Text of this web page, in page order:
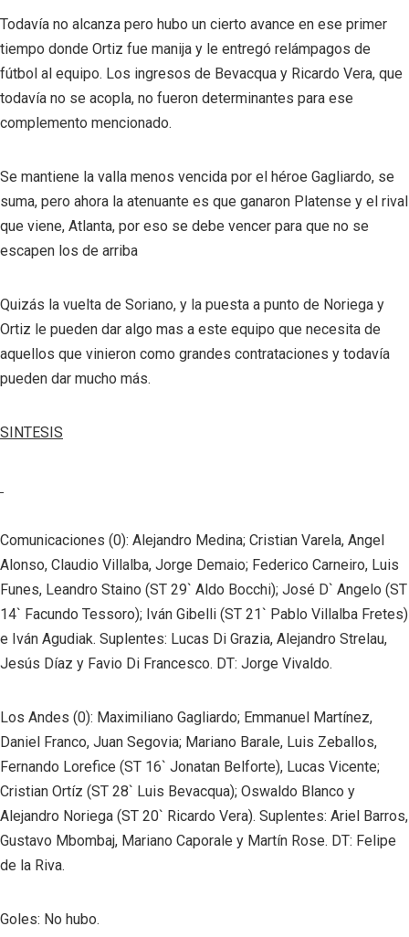
Todavía no alcanza pero hubo un cierto avance en ese primer
tiempo donde Ortiz fue manija y le entregó relámpagos de
fútbol al equipo. Los ingresos de Bevacqua y Ricardo Vera, que
todavía no se acopla, no fueron determinantes para ese
complemento mencionado.
Se mantiene la valla menos vencida por el héroe Gagliardo, se
suma, pero ahora la atenuante es que ganaron Platense y el rival
que viene, Atlanta, por eso se debe vencer para que no se
escapen los de arriba
Quizás la vuelta de Soriano, y la puesta a punto de Noriega y
Ortiz le pueden dar algo mas a este equipo que necesita de
aquellos que vinieron como grandes contrataciones y todavía
pueden dar mucho más.
SINTESIS
Comunicaciones (0): Alejandro Medina; Cristian Varela, Angel
Alonso, Claudio Villalba, Jorge Demaio; Federico Carneiro, Luis
Funes, Leandro Staino (ST 29` Aldo Bocchi); José D` Angelo (ST
14` Facundo Tessoro); Iván Gibelli (ST 21` Pablo Villalba Fretes)
e Iván Agudiak. Suplentes: Lucas Di Grazia, Alejandro Strelau,
Jesús Díaz y Favio Di Francesco. DT: Jorge Vivaldo.
Los Andes (0): Maximiliano Gagliardo; Emmanuel Martínez,
Daniel Franco, Juan Segovia; Mariano Barale, Luis Zeballos,
Fernando Lorefice (ST 16` Jonatan Belforte), Lucas Vicente;
Cristian Ortíz (ST 28` Luis Bevacqua); Oswaldo Blanco y
Alejandro Noriega (ST 20` Ricardo Vera). Suplentes: Ariel Barros,
Gustavo Mbombaj, Mariano Caporale y Martín Rose. DT: Felipe
de la Riva.
Goles: No hubo.